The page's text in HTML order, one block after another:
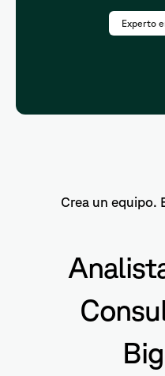
Experto
Crea un equipo.